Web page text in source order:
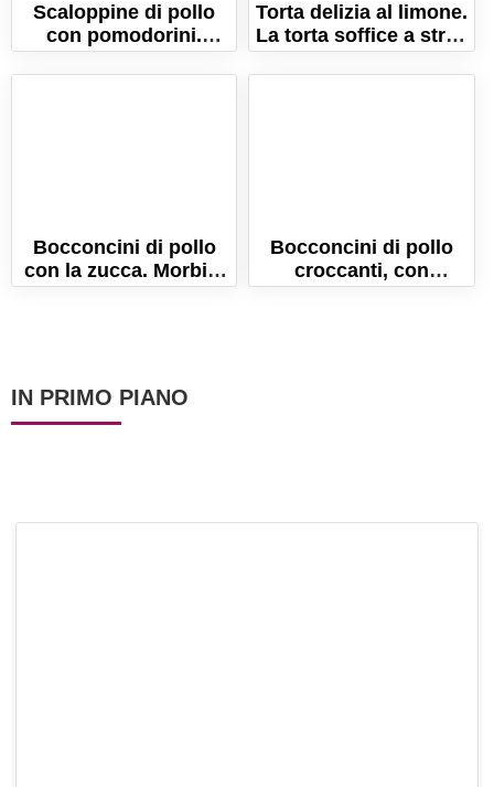
Scaloppine di pollo
con pomodorini.
Ricetta con cremina
ricca e gustosa!
Torta delizia al limone.
La torta soffice a strati
con crema al limone!
Bocconcini di pollo
con la zucca. Morbidi
e saporiti!
Bocconcini di pollo
croccanti, con
patatine! Gustosi e
IN PRIMO PIANO